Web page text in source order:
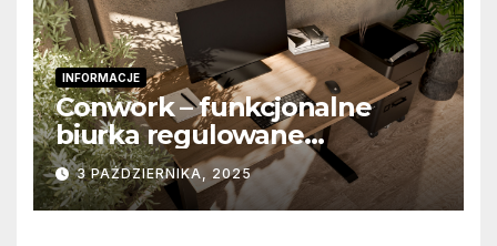
INFORMACJE
Conwork – funkcjonalne
biurka regulowane
stworzone z myślą o
nowoczesnych
przestrzeniach pracy
3 PAŹDZIERNIKA, 2025